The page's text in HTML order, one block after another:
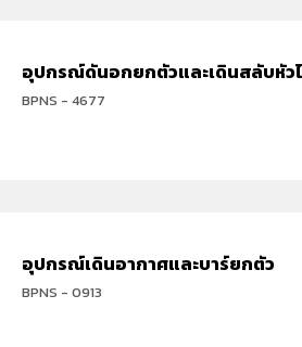
อุปกรณ์ดันอกยกตัวและเดินสลับหัว
BPNS - 4677
อุปกรณ์เดินอากาศและบาร์ยกตัว
BPNS - 0913